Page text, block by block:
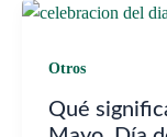
Otros
Qué